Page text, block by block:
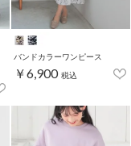
バンドカラーワンピース
￥6,900 税込